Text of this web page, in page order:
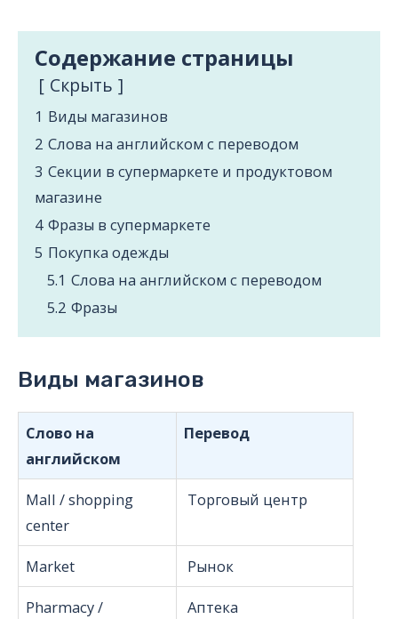
Содержание страницы
Cкрыть
1 Виды магазинов
2 Слова на английском с переводом
3 Секции в супермаркете и продуктовом
магазине
4 Фразы в супермаркете
5 Покупка одежды
5.1 Слова на английском с переводом
5.2 Фразы
Виды магазинов
Слово на
английском
Перевод
Mall / shopping
center
Торговый центр
Market
Рынок
Pharmacy /
Аптека